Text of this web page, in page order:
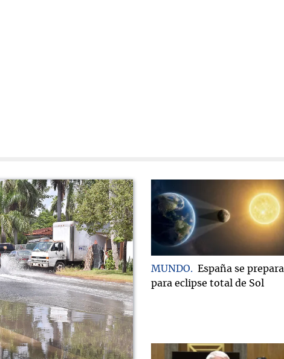
MUNDO
España se prepara
para eclipse total de Sol